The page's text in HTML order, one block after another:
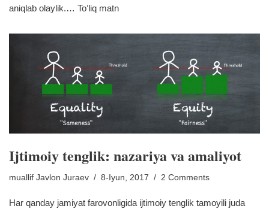
aniqlab olaylik.… Toʻliq matn
Ijtimoiy tenglik: nazariya va amaliyot
muallif Javlon Juraev 8-Iyun, 2017 2 Comments
Har qanday jamiyat farovonligida ijtimoiy tenglik tamoyili juda